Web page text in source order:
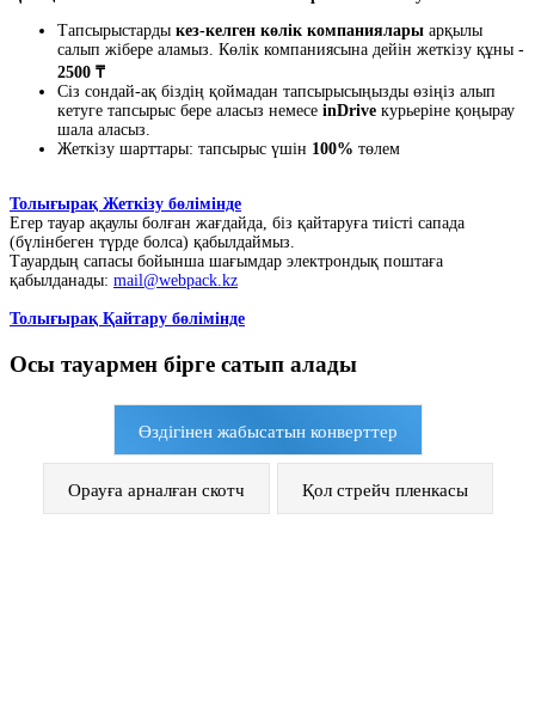
Тапсырыстарды кез-келген көлік компаниялары арқылы
салып жібере аламыз. Көлік компаниясына дейін жеткізу құны -
2500 ₸
Сіз сондай-ақ біздің қоймадан тапсырысыңызды өзіңіз алып
кетуге тапсырыс бере аласыз немесе inDrive курьеріне қоңырау
шала аласыз.
Жеткізу шарттары: тапсырыс үшін 100% төлем
Толығырақ Жеткізу бөлімінде
Егер тауар ақаулы болған жағдайда, біз қайтаруға тиісті сапада
(бүлінбеген түрде болса) қабылдаймыз.
Тауардың сапасы бойынша шағымдар электрондық поштаға
қабылданады: mail@webpack.kz
Толығырақ Қайтару бөлімінде
Осы тауармен бірге сатып алады
Өздігінен жабысатын конверттер
Орауға арналған скотч Қол стрейч пленкасы